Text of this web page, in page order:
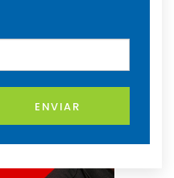
ENVIAR